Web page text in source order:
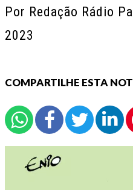
Por Redação Rádio
2023
COMPARTILHE ESTA